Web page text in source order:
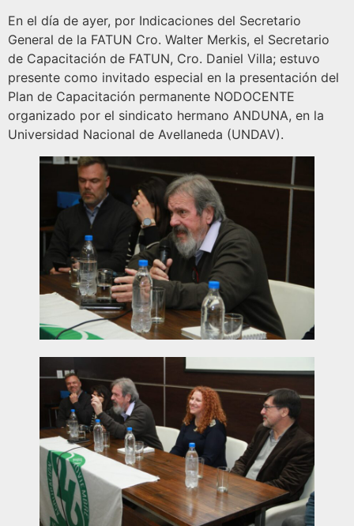
En el día de ayer, por Indicaciones del Secretario
General de la FATUN Cro. Walter Merkis, el Secretario
de Capacitación de FATUN, Cro. Daniel Villa; estuvo
presente como invitado especial en la presentación del
Plan de Capacitación permanente NODOCENTE
organizado por el sindicato hermano ANDUNA, en la
Universidad Nacional de Avellaneda (UNDAV).